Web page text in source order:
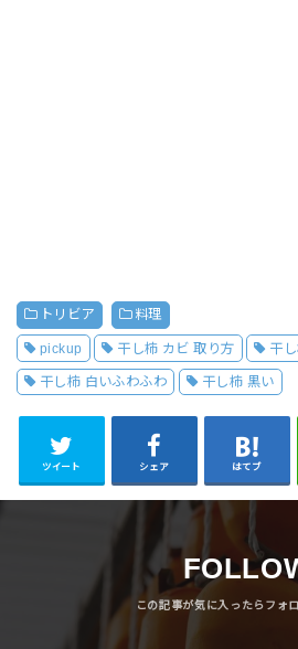
トリビア 料理
pickup 干し柿 カビ 取り方 干
干し柿 白いふわふわ 干し柿 黒い
ツイート シェア はてブ